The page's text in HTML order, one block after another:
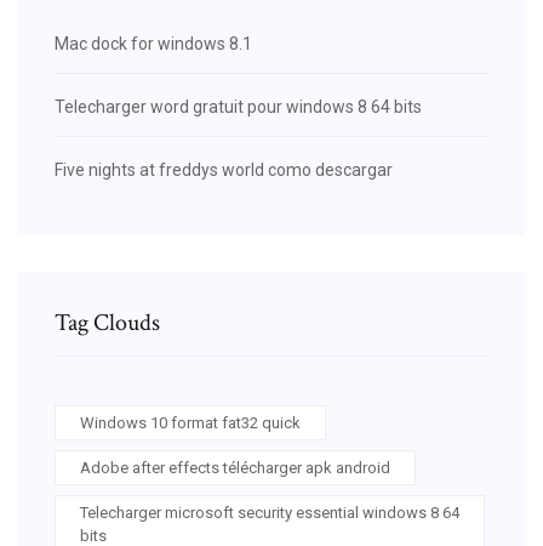
Mac dock for windows 8.1
Telecharger word gratuit pour windows 8 64 bits
Five nights at freddys world como descargar
Tag Clouds
Windows 10 format fat32 quick
Adobe after effects télécharger apk android
Telecharger microsoft security essential windows 8 64
bits